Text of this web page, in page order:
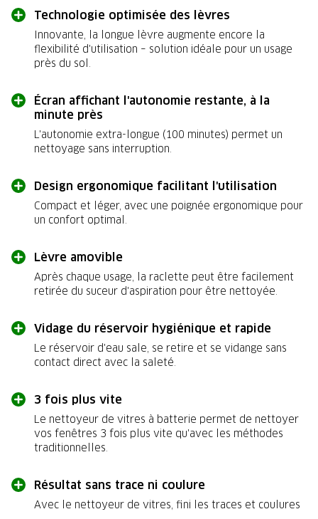
Technologie optimisée des lèvres
Innovante, la longue lèvre augmente encore la
flexibilité d'utilisation – solution idéale pour un usage
près du sol.
Écran affichant l'autonomie restante, à la
minute près
L'autonomie extra-longue (100 minutes) permet un
nettoyage sans interruption.
Design ergonomique facilitant l'utilisation
Compact et léger, avec une poignée ergonomique pour
un confort optimal.
Lèvre amovible
Après chaque usage, la raclette peut être facilement
retirée du suceur d'aspiration pour être nettoyée.
Vidage du réservoir hygiénique et rapide
Le réservoir d'eau sale, se retire et se vidange sans
contact direct avec la saleté.
3 fois plus vite
Le nettoyeur de vitres à batterie permet de nettoyer
vos fenêtres 3 fois plus vite qu'avec les méthodes
traditionnelles.
Résultat sans trace ni coulure
Avec le nettoyeur de vitres, fini les traces et coulures